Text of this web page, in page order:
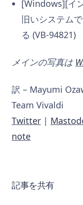
[Windows][イ
旧いシステム
る (VB-94821)
メインの写真は
訳 – Mayumi
Team Vivaldi
Twitter |
note
記事を共有